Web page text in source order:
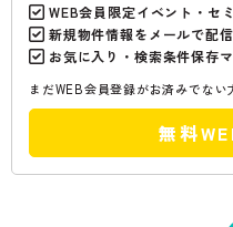
WEB会員限定イベント・セ
新規物件情報をメールで配信
お気に入り・検索条件保存
まだWEB会員登録がお済みでない
無料